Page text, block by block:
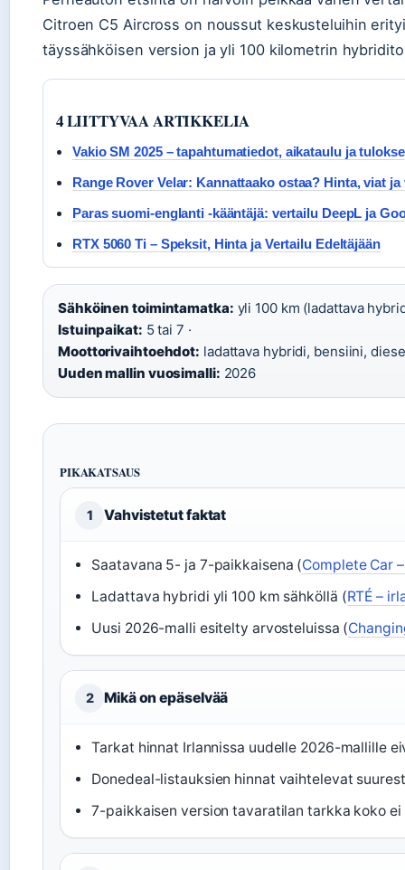
Citroen C5 Aircross on noussut keskusteluihin
täyssähköisen version ja yli 100 kilometrin
4 LIITTYVAA ARTIKKELIA
Vakio SM 2025 – tapahtumatiedot, aikataulu ja
Range Rover Velar: Kannattaako ostaa? Hinta, viat
Paras suomi-englanti -kääntäjä: vertailu DeepL ja
RTX 5060 Ti – Speksit, Hinta ja Vertailu Edeltäjään
Sähköinen toimintamatka: yli 100 km (ladattava
Istuinpaikat: 5 tai 7 ·
Moottorivaihtoehdot: ladattava hybridi, bensiini,
Uuden mallin vuosimalli: 2026
PIKAKATSAUS
1 Vahvistetut faktat
Saatavana 5- ja 7-paikkaisena (Complete Car
Ladattava hybridi yli 100 km sähköllä (RTÉ –
Uusi 2026-malli esitelty arvosteluissa (
2 Mikä on epäselvää
Tarkat hinnat Irlannissa uudelle 2026-mallille
Donedeal-listauksien hinnat vaihtelevat
7-paikkaisen version tavaratilan tarkka koko